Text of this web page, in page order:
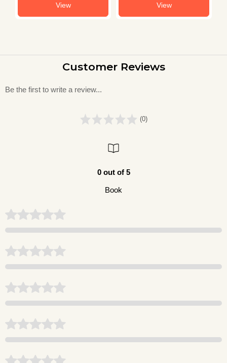
View View
Customer Reviews
Be the first to write a review...
(0)
0 out of 5
Book